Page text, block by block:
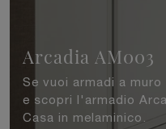
Arcadia AM003
Se vuoi armadi a
e scopri l'armadio
Casa in melaminico.